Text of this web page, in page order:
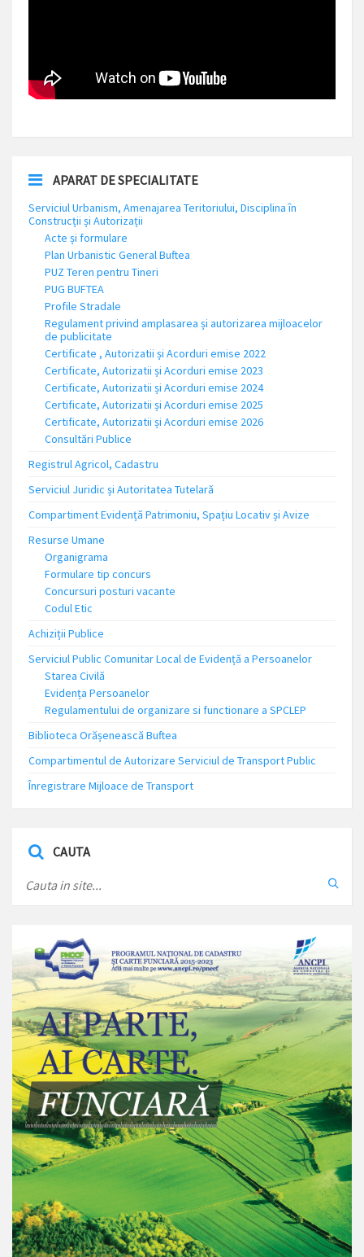
APARAT DE SPECIALITATE
Serviciul Urbanism, Amenajarea Teritoriului, Disciplina în
Construcții și Autorizații
Acte și formulare
Plan Urbanistic General Buftea
PUZ Teren pentru Tineri
PUG BUFTEA
Profile Stradale
Regulament privind amplasarea și autorizarea mijloacelor
de publicitate
Certificate , Autorizatii și Acorduri emise 2022
Certificate, Autorizatii și Acorduri emise 2023
Certificate, Autorizatii și Acorduri emise 2024
Certificate, Autorizatii și Acorduri emise 2025
Certificate, Autorizatii și Acorduri emise 2026
Consultări Publice
Registrul Agricol, Cadastru
Serviciul Juridic și Autoritatea Tutelară
Compartiment Evidență Patrimoniu, Spațiu Locativ și Avize
Resurse Umane
Organigrama
Formulare tip concurs
Concursuri posturi vacante
Codul Etic
Achiziții Publice
Serviciul Public Comunitar Local de Evidență a Persoanelor
Starea Civilă
Evidența Persoanelor
Regulamentului de organizare si functionare a SPCLEP
Biblioteca Orășenească Buftea
Compartimentul de Autorizare Serviciul de Transport Public
Înregistrare Mijloace de Transport
CAUTA